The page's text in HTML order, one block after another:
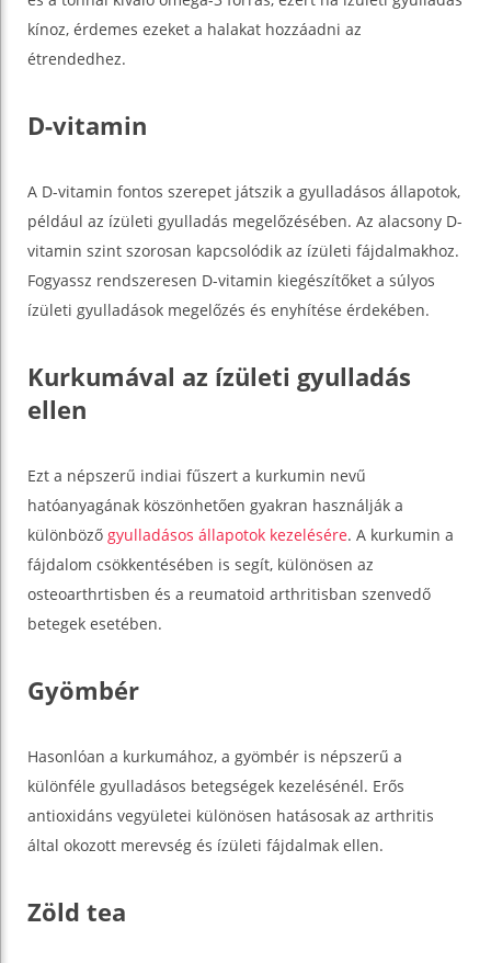
kínoz, érdemes ezeket a halakat hozzáadni az
étrendedhez.
D-vitamin
A D-vitamin fontos szerepet játszik a gyulladásos állapotok,
például az ízületi gyulladás megelőzésében. Az alacsony D-
vitamin szint szorosan kapcsolódik az ízületi fájdalmakhoz.
Fogyassz rendszeresen D-vitamin kiegészítőket a súlyos
ízületi gyulladások megelőzés és enyhítése érdekében.
Kurkumával az ízületi gyulladás
ellen
Ezt a népszerű indiai fűszert a kurkumin nevű
hatóanyagának köszönhetően gyakran használják a
különböző gyulladásos állapotok kezelésére. A kurkumin a
fájdalom csökkentésében is segít, különösen az
osteoarthrtisben és a reumatoid arthritisban szenvedő
betegek esetében.
Gyömbér
Hasonlóan a kurkumához, a gyömbér is népszerű a
különféle gyulladásos betegségek kezelésénél. Erős
antioxidáns vegyületei különösen hatásosak az arthritis
által okozott merevség és ízületi fájdalmak ellen.
Zöld tea